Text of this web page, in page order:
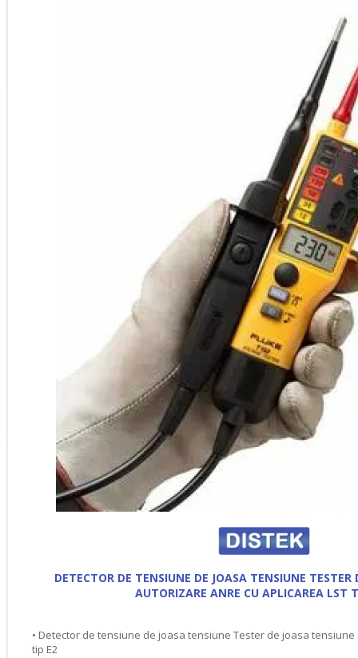
DETECTOR DE TENSIUNE DE JOASA TENSIUNE TESTER
AUTORIZARE ANRE CU APLICAREA LST
• Detector de tensiune de joasa tensiune Tester de joasa tensiune
tip E2